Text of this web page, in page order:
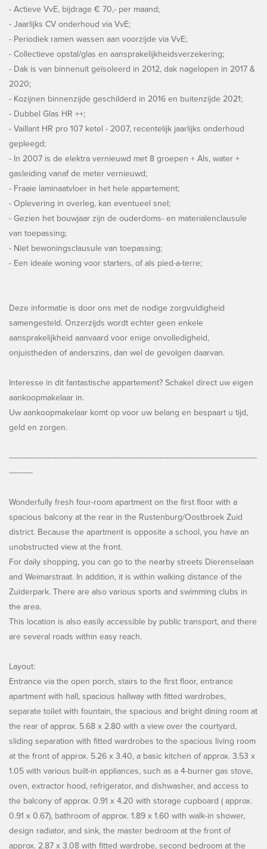
- Actieve VvE, bijdrage € 70,- per maand;
- Jaarlijks CV onderhoud via VvE;
- Periodiek ramen wassen aan voorzijde via VvE;
- Collectieve opstal/glas en aansprakelijkheidsverzekering;
- Dak is van binnenuit geïsoleerd in 2012, dak nagelopen in 2017 &
2020;
- Kozijnen binnenzijde geschilderd in 2016 en buitenzijde 2021;
- Dubbel Glas HR ++;
- Vaillant HR pro 107 ketel - 2007, recentelijk jaarlijks onderhoud
gepleegd;
- In 2007 is de elektra vernieuwd met 8 groepen + Als, water +
gasleiding vanaf de meter vernieuwd;
- Fraaie laminaatvloer in het hele appartement;
- Oplevering in overleg, kan eventueel snel;
- Gezien het bouwjaar zijn de ouderdoms- en materialenclausule
van toepassing;
- Niet bewoningsclausule van toepassing;
- Een ideale woning voor starters, of als pied-a-terre;
Deze informatie is door ons met de nodige zorgvuldigheid
samengesteld. Onzerzijds wordt echter geen enkele
aansprakelijkheid aanvaard voor enige onvolledigheid,
onjuistheden of anderszins, dan wel de gevolgen daarvan.
Interesse in dit fantastische appartement? Schakel direct uw eigen
aankoopmakelaar in.
Uw aankoopmakelaar komt op voor uw belang en bespaart u tijd,
geld en zorgen.
--------------------------------------------------------------------------------------------------------
----------
Wonderfully fresh four-room apartment on the first floor with a
spacious balcony at the rear in the Rustenburg/Oostbroek Zuid
district. Because the apartment is opposite a school, you have an
unobstructed view at the front.
For daily shopping, you can go to the nearby streets Dierenselaan
and Weimarstraat. In addition, it is within walking distance of the
Zuiderpark. There are also various sports and swimming clubs in
the area.
This location is also easily accessible by public transport, and there
are several roads within easy reach.
Layout:
Entrance via the open porch, stairs to the first floor, entrance
apartment with hall, spacious hallway with fitted wardrobes,
separate toilet with fountain, the spacious and bright dining room at
the rear of approx. 5.68 x 2.80 with a view over the courtyard,
sliding separation with fitted wardrobes to the spacious living room
at the front of approx. 5.26 x 3.40, a basic kitchen of approx. 3.53 x
1.05 with various built-in appliances, such as a 4-burner gas stove,
oven, extractor hood, refrigerator, and dishwasher, and access to
the balcony of approx. 0.91 x 4.20 with storage cupboard ( approx.
0.91 x 0.67), bathroom of approx. 1.89 x 1.60 with walk-in shower,
design radiator, and sink, the master bedroom at the front of
approx. 2.87 x 3.08 with fitted wardrobe, second bedroom at the